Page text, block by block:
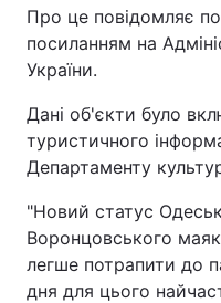
Про це повідомляє
посиланням на
України.
Дані об'єкти було
туристичного
Департаменту
"Новий статус
Воронцовського
легше потрапити до
дня для цього